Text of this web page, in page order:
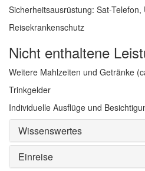
Sicherheitsausrüstung: Sat-
Reisekrankenschutz
Nicht enthaltene
Weitere Mahlzeiten und Getränke
Trinkgelder
Individuelle Ausflüge und
Wissenswertes
Einreise